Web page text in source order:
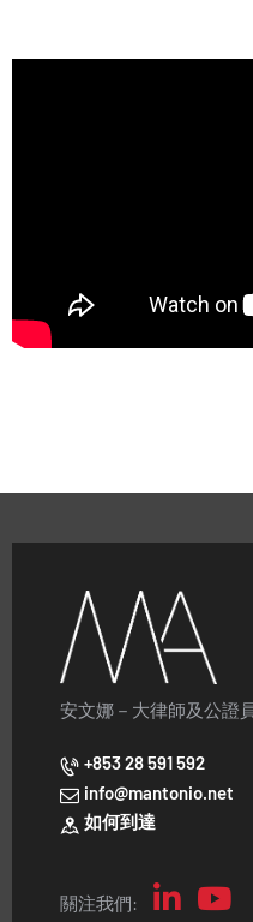
安文娜－大律師及公證
+853 28 591 592
info@mantonio.net
如何到達
關注我們: